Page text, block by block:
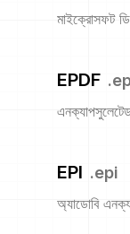
মাইক্রোসফট
EPDF .
EPI .epi
অ্যাডোবি